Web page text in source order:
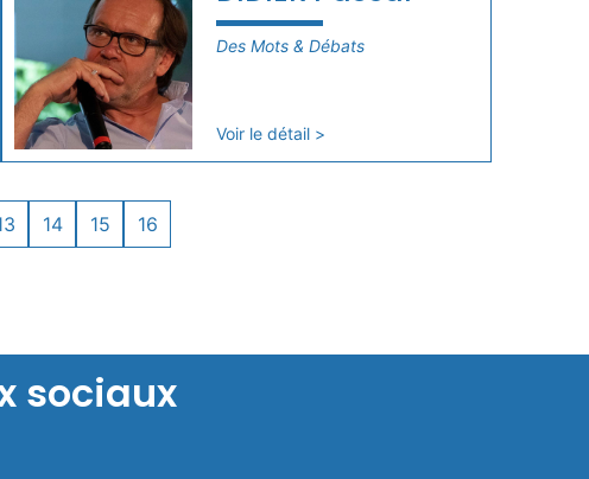
Des Mots & Débats
Voir le détail >
14 15 16
sociaux